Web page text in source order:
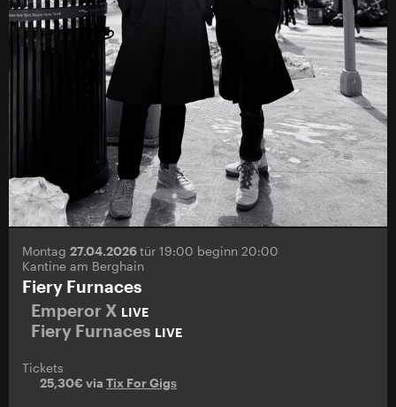
Montag 27.04.2026tür 19:00 beginn 20:00
Kantine am Berghain
Fiery Furnaces
Emperor X LIVE
Fiery Furnaces LIVE
Tickets
25,30€ via Tix For Gigs